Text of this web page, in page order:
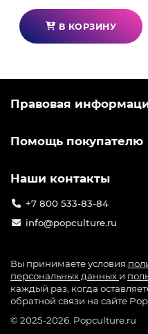
В КОРЗИНУ
Правовая
Помощь покупателю
Наши контакты
+7 800 533-83-84
info@popculture.ru
Вы принимаете условия
персональных данных и
каждый раз, когда
обратной связи на сайте
© 2025-2026. Popculture.ru